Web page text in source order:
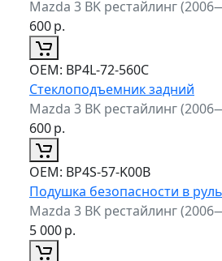
Mazda 3 BK рестайлинг
600р.
ОЕМ: BP4L-72-560C
Стеклоподъемник задний
Mazda 3 BK рестайлинг
600р.
ОЕМ: BP4S-57-K00B
Подушка безопасности в руль
Mazda 3 BK рестайлинг
5 000р.